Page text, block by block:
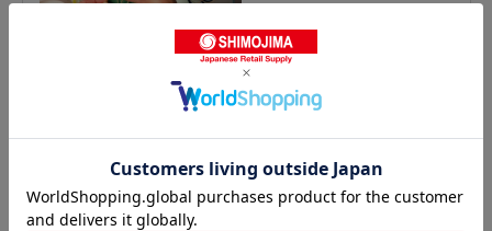
平袋の人気商品との比較